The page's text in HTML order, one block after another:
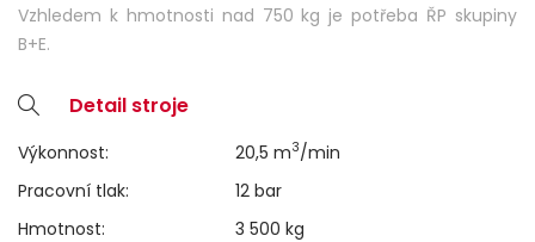
Vzhledem k hmotnosti nad 750 kg je potřeba ŘP skupiny
B+E.
Detail stroje
Výkonnost: 20,5 m3/min
Pracovní tlak:
12 bar
Hmotnost:
3 500 kg